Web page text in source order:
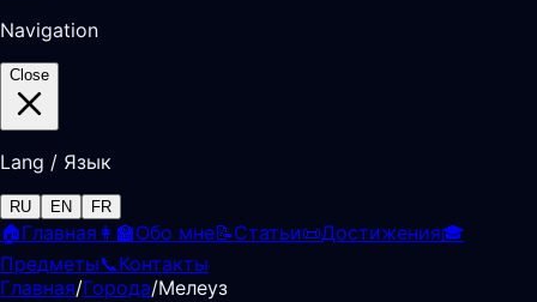
Navigation
Close
Lang / Язык
RU EN FR
🏠Главная 👩‍🏫Обо мне📝Статьи📜Достижения🎓
Предметы📞Контакты
Главная/Города/Мелеуз